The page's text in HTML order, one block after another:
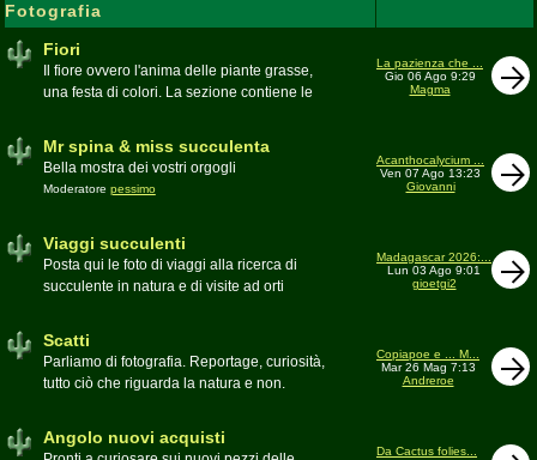
Fotografia
Fiori
Il fiore ovvero l'anima delle piante grasse,
una festa di colori. La sezione contiene le
La pazienza che ...
Gio 06 Ago 9:29
Magma
Mr spina & miss succulenta
Bella mostra dei vostri orgogli
Moderatore pessimo
Acanthocalycium ...
Ven 07 Ago 13:23
Giovanni
Viaggi succulenti
Posta qui le foto di viaggi alla ricerca di
succulente in natura e di visite ad orti
Madagascar 2026:...
Lun 03 Ago 9:01
gioetgi2
Scatti
Parliamo di fotografia. Reportage, curiosità,
tutto ciò che riguarda la natura e non.
Copiapoe e ... M...
Mar 26 Mag 7:13
Andreroe
Angolo nuovi acquisti
Da Cactus folies...